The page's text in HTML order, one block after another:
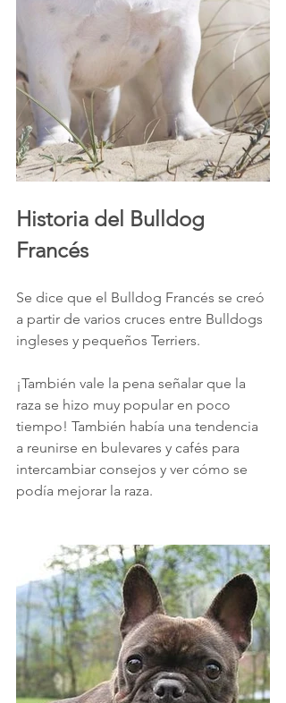
Historia del Bulldog
Francés
Se dice que el Bulldog Francés se creó
a partir de varios cruces entre Bulldogs
ingleses y pequeños Terriers.
¡También vale la pena señalar que la
raza se hizo muy popular en poco
tiempo! También había una tendencia
a reunirse en bulevares y cafés para
intercambiar consejos y ver cómo se
podía mejorar la raza.